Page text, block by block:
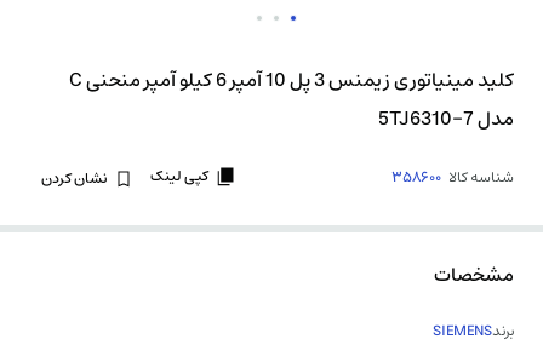
کلید مینیاتوری زیمنس 3 پل 10 آمپر 6 کیلو آمپر منحنی C
مدل 5TJ6310-7
شناسه کالا 358600 کپی لینک نشان کردن
مشخصات
برندSIEMENS